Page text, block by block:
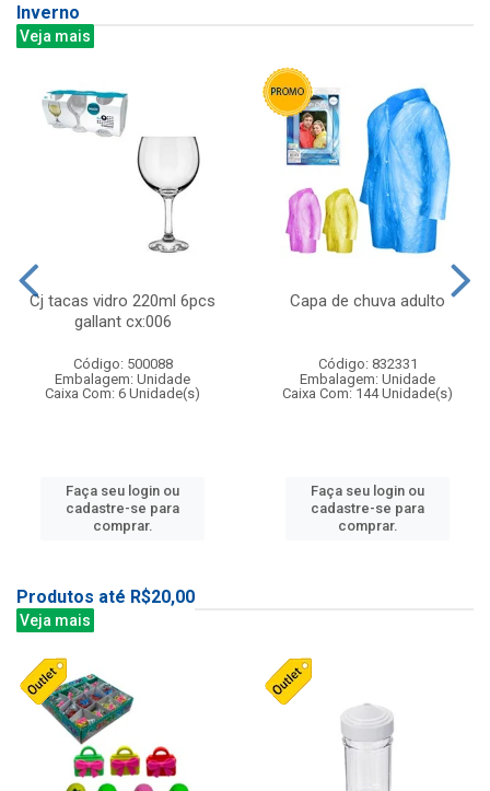
Inverno
Veja mais
Cj tacas vidro 220ml 6pcs
gallant cx:006
Código: 500088
Embalagem: Unidade
Caixa Com: 6 Unidade(s)
Faça seu login ou
cadastre-se para
comprar.
Capa de chuva adulto
Código: 832331
Embalagem: Unidade
Caixa Com: 144 Unidade(s)
Faça seu login ou
cadastre-se para
comprar.
Produtos até R$20,00
Veja mais